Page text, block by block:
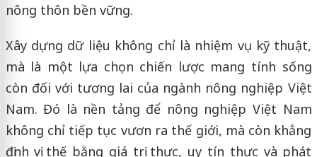
nông thôn bền vững.
Xây dựng dữ liệu không chỉ là nhiệm vụ kỹ thuật,
mà là một lựa chọn chiến lược mang tính sống
còn đối với tương lai của ngành nông nghiệp Việt
Nam. Đó là nền tảng để nông nghiệp Việt Nam
không chỉ tiếp tục vươn ra thế giới, mà còn khẳng
định vị thế bằng giá trị thực, uy tín thực và phát